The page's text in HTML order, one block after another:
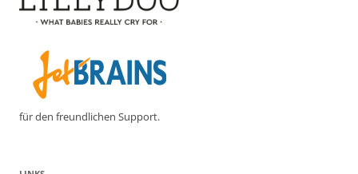
für den freundlichen Support.